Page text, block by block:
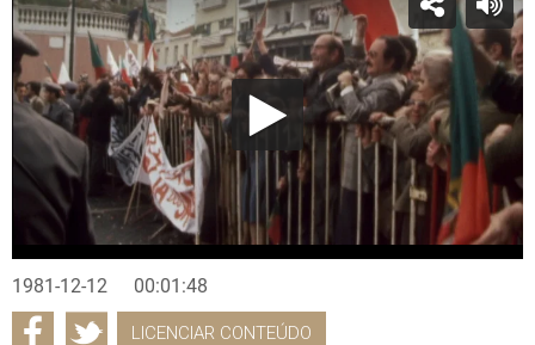
1981-12-12 00:01:48
LICENCIAR CONTEÚDO